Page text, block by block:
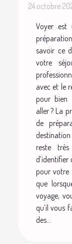
24 octobre
Voyer est
savoir ce
votre
avec et le
pour bien
aller ? La
de
reste
d’identifier
pour votre
que
voyage,
qu’il vous
des...